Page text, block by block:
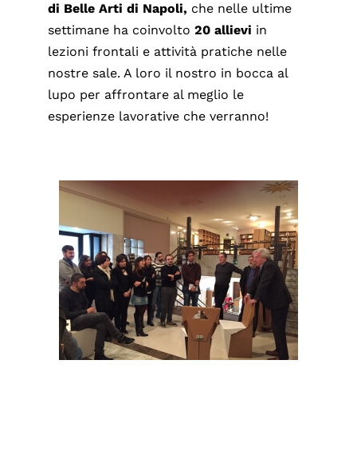
di Belle Arti di Napoli, che nelle ultime
settimane ha coinvolto 20 allievi in
lezioni frontali e attività pratiche nelle
nostre sale. A loro il nostro in bocca al
lupo per affrontare al meglio le
esperienze lavorative che verranno!